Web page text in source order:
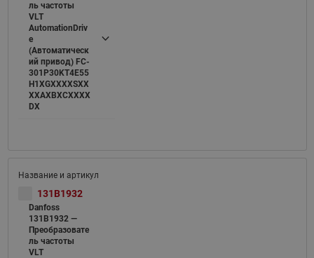
ль частоты
VLT
AutomationDriv
e
(Автоматическ
ий привод) FC-
301P30KT4E55
H1XGXXXXSXX
XXAXBXCXXXX
DX
131B1932
Danfoss
131B1932 —
Преобразовате
ль частоты
VLT